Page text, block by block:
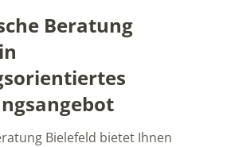
Beratung
Bielefeld bietet Ihnen